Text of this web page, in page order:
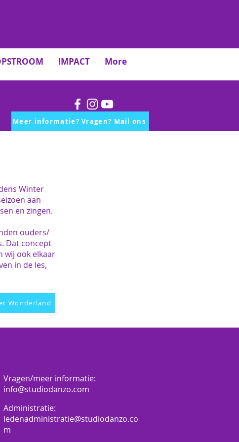
!MPACT More
Meer informatie? Vragen? Mail ons
Winter
aan
en zingen.
ouders/
Dat concept
wij ook elkaar
in de les,
Wonderland
Vragen/meer informatie:
info@studiodanzo.com
Administratie:
ledenadministratie@studiodanzo.co
m